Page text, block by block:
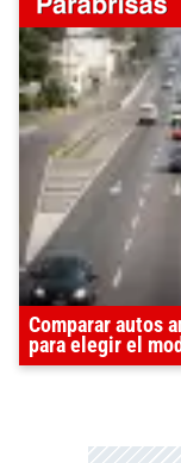
Comparar autos
para elegir el